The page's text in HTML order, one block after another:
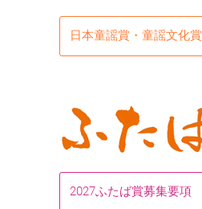
日本童謡賞・童謡文化賞
2027ふたば賞募集要項